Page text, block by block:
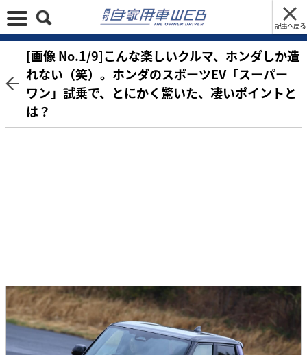
記事へ戻る
[画像 No.1/9]こんな楽しいクルマ、ホンダしか造
れない（笑）。ホンダのスポーツEV「スーパー
ワン」試乗で、とにかく驚いた、凄いポイントと
は？